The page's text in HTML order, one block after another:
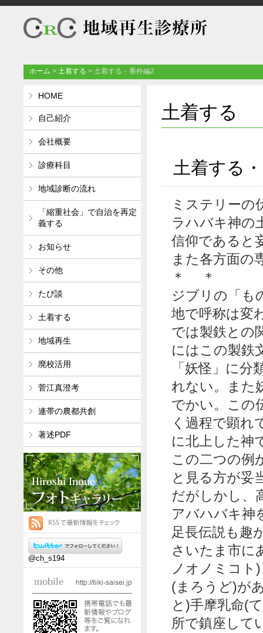
ホーム > 土着する > 土着する・番外編2
土着する
土着する
ミステリーの
ラハバキ神の
信仰であると
また各方面の
＊ ＊
ジブリの「も
地で呼称は変
では製鉄との
にはこの製鉄
「妖怪」に
れない。また
でかい。この
く過程で顕れ
に北上した神
この二つの例
と見る方が妥
だがしかし、
アバハバキ神
足長伝説も趣
さいたま市に
ノオノミコト
(まろうど)が
と)手摩乳命(
所で鎮座して
HOME
自己紹介
会社概要
診療科目
地域診断の流れ
「縮重社会」で自治を再定
義する
お知らせ
その他
たび談
土着する
地域再生
廃校活用
菅江真澄考
連帯の農都共創
著述PDF
@ch_s194